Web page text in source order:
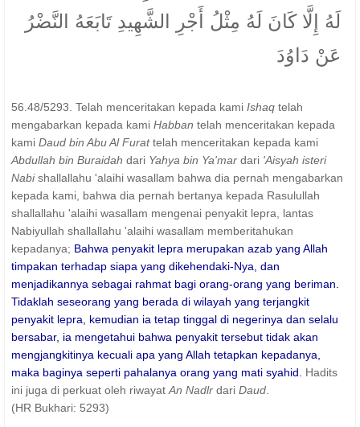
لَهُ إِلَّا كَانَ لَهُ مِثْلُ أَجْرِ الشَّهِيدِ تَابَعَهُ النَّضْرُ
عَنْ دَاوُدَ
56.48/5293. Telah menceritakan kepada kami Ishaq telah
mengabarkan kepada kami Habban telah menceritakan kepada
kami Daud bin Abu Al Furattelah menceritakan kepada kami
Abdullah bin Buraidah dari Yahya bin Ya'mar dari 'Aisyah isteri
Nabishallallahu 'alaihi wasallam bahwa dia pernah mengabarkan
kepada kami, bahwa dia pernah bertanya kepada Rasulullah
shallallahu 'alaihi wasallam mengenai penyakit lepra, lantas
Nabiyullah shallallahu 'alaihi wasallam memberitahukan
kepadanya; Bahwa penyakit lepra merupakan azab yang Allah
timpakan terhadap siapa yang dikehendaki-Nya, dan
menjadikannya sebagai rahmat bagi orang-orang yang beriman.
Tidaklah seseorang yang berada di wilayah yang terjangkit
penyakit lepra, kemudian ia tetap tinggal di negerinya dan selalu
bersabar, ia mengetahui bahwa penyakit tersebut tidak akan
mengjangkitinya kecuali apa yang Allah tetapkan kepadanya,
maka baginya seperti pahalanya orang yang mati syahid.
Hadits
ini juga di perkuat oleh riwayat An Nadlr dari Daud
(HR Bukhari: 5293)